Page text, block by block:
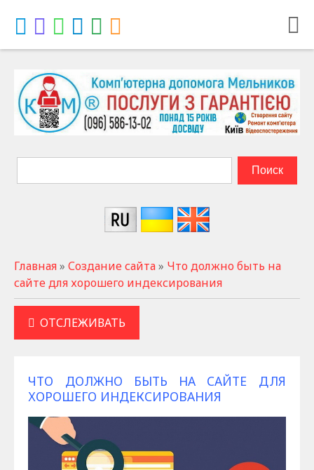
Главная» Создание сайта» Что должно быть на
сайте для хорошего индексирования
ОТСЛЕЖИВАТЬ
ЧТО ДОЛЖНО БЫТЬ НА САЙТЕ ДЛЯ
ХОРОШЕГО ИНДЕКСИРОВАНИЯ